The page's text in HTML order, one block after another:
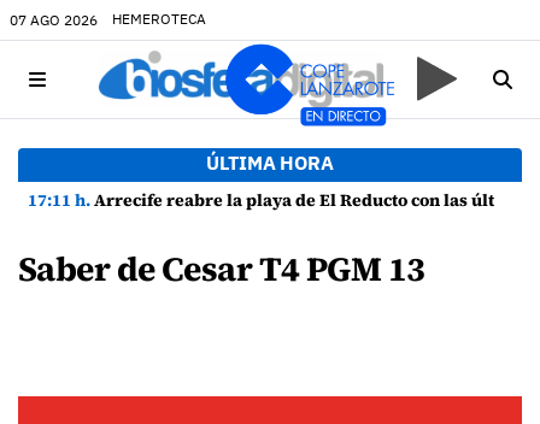
07 AGO 2026 HEMEROTECA
ÚLTIMA HORA
17:11 h.Arrecife reabre la playa de El Reducto con las últimas analíticas mostrando "una buena calidad de las aguas para el baño"
Saber de Cesar T4 PGM 13